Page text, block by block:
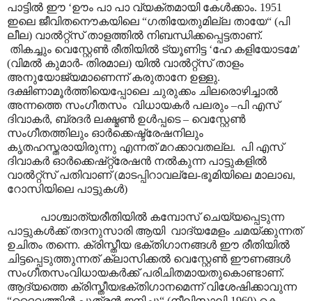
പാട്ടിൽ ഈ ‘ഊം പാ പാ വ്യക്തമായി കേൾക്കാം. 1951
ഇലെ ജീവിതനൌകയിലെ “ഗതിയേതുമില്ല തായേ“ (പി
ലീല) വാൽറ്റ്സ് താളത്തിൽ നിബന്ധിക്കപ്പെട്ടതാണ്.
തികച്ചും വെസ്റ്റേൺ രീതിയിൽ ട്യൂണിട്ട ‘ഹേ കളിയോടമേ’
(വിമൽ കുമാർ- തിരമാല) യിൽ വാൽറ്റ്സ് താളം
അനുയോജ്യമാണെന്ന് കരുതാനേ ഉള്ളു.
ദക്ഷിണാമൂർത്തിയെപ്പോലെ ചുരുക്കം ചിലരൊഴിച്ചാൽ
അന്നത്തെ സംഗീതസം വിധായകർ പലരും –പി എസ്
ദിവാകർ, ബ്രദർ ലക്ഷ്മൺ ഉൾപ്പടെ – വെസ്റ്റേൺ
സംഗീതത്തിലും ഓർക്കെഷ്ട്രേഷനിലും
കൃതഹസ്തരായിരുന്നു എന്നത് മറക്കാവതല്ല. പി എസ്
ദിവാകർ ഓർക്കെഷ്റ്റ്രേഷൻ നൽകുന്ന പാട്ടുകളിൽ
വാൽറ്റ്സ് പതിവാണ് (മാടപ്പിറാവല്ലേ-ഭൂമിയിലെ മാലാഖ,
റോസിയിലെ പാട്ടുകൾ)
പാശ്ചാത്യരീതിയിൽ കമ്പോസ് ചെയ്യപ്പെടുന്ന
പാട്ടുകൾക്ക് തദനുസാരി ആ‍യി വാദ്യമേളം ചമയ്ക്കുന്നത്
ഉചിതം തന്നെ. ക്രിസ്തീയ ഭക്തിഗാനങ്ങൾ ഈ രീതിയിൽ
ചിട്ടപ്പെടുത്തുന്നത് ക്ലാസിക്കൽ വെസ്റ്റേൺ ഈണങ്ങൾ
സംഗീതസംവിധായകർക്ക് പരിചിതമായതുകൊണ്ടാണ്.
ആദ്യത്തെ ക്രിസ്തീയഭക്തിഗാനമെന്ന് വിശേഷിക്കാവുന്ന